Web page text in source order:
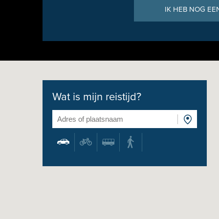
IK HEB NOG
Wat is mijn reistijd?